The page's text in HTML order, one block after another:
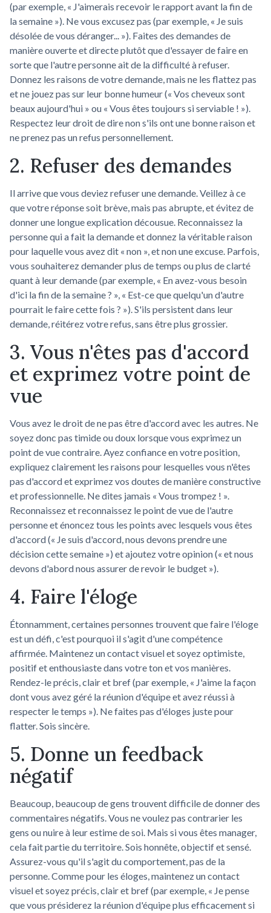
(par exemple, « J'aimerais recevoir le rapport avant la fin de
la semaine »). Ne vous excusez pas (par exemple, « Je suis
désolée de vous déranger... »). Faites des demandes de
manière ouverte et directe plutôt que d'essayer de faire en
sorte que l'autre personne ait de la difficulté à refuser.
Donnez les raisons de votre demande, mais ne les flattez pas
et ne jouez pas sur leur bonne humeur (« Vos cheveux sont
beaux aujourd'hui » ou « Vous êtes toujours si serviable ! »).
Respectez leur droit de dire non s'ils ont une bonne raison et
ne prenez pas un refus personnellement.
2. Refuser des demandes
Il arrive que vous deviez refuser une demande. Veillez à ce
que votre réponse soit brève, mais pas abrupte, et évitez de
donner une longue explication décousue. Reconnaissez la
personne qui a fait la demande et donnez la véritable raison
pour laquelle vous avez dit « non », et non une excuse. Parfois,
vous souhaiterez demander plus de temps ou plus de clarté
quant à leur demande (par exemple, « En avez-vous besoin
d'ici la fin de la semaine ? », « Est-ce que quelqu'un d'autre
pourrait le faire cette fois ? »). S'ils persistent dans leur
demande, réitérez votre refus, sans être plus grossier.
3. Vous n'êtes pas d'accord
et exprimez votre point de
vue
Vous avez le droit de ne pas être d'accord avec les autres. Ne
soyez donc pas timide ou doux lorsque vous exprimez un
point de vue contraire. Ayez confiance en votre position,
expliquez clairement les raisons pour lesquelles vous n'êtes
pas d'accord et exprimez vos doutes de manière constructive
et professionnelle. Ne dites jamais « Vous trompez ! ».
Reconnaissez et reconnaissez le point de vue de l'autre
personne et énoncez tous les points avec lesquels vous êtes
d'accord (« Je suis d'accord, nous devons prendre une
décision cette semaine ») et ajoutez votre opinion (« et nous
devons d'abord nous assurer de revoir le budget »).
4. Faire l'éloge
Étonnamment, certaines personnes trouvent que faire l'éloge
est un défi, c'est pourquoi il s'agit d'une compétence
affirmée. Maintenez un contact visuel et soyez optimiste,
positif et enthousiaste dans votre ton et vos manières.
Rendez-le précis, clair et bref (par exemple, « J'aime la façon
dont vous avez géré la réunion d'équipe et avez réussi à
respecter le temps »). Ne faites pas d'éloges juste pour
flatter. Sois sincère.
5. Donne un feedback
négatif
Beaucoup, beaucoup de gens trouvent difficile de donner des
commentaires négatifs. Vous ne voulez pas contrarier les
gens ou nuire à leur estime de soi. Mais si vous êtes manager,
cela fait partie du territoire. Sois honnête, objectif et sensé.
Assurez-vous qu'il s'agit du comportement, pas de la
personne. Comme pour les éloges, maintenez un contact
visuel et soyez précis, clair et bref (par exemple, « Je pense
que vous présiderez la réunion d'équipe plus efficacement si